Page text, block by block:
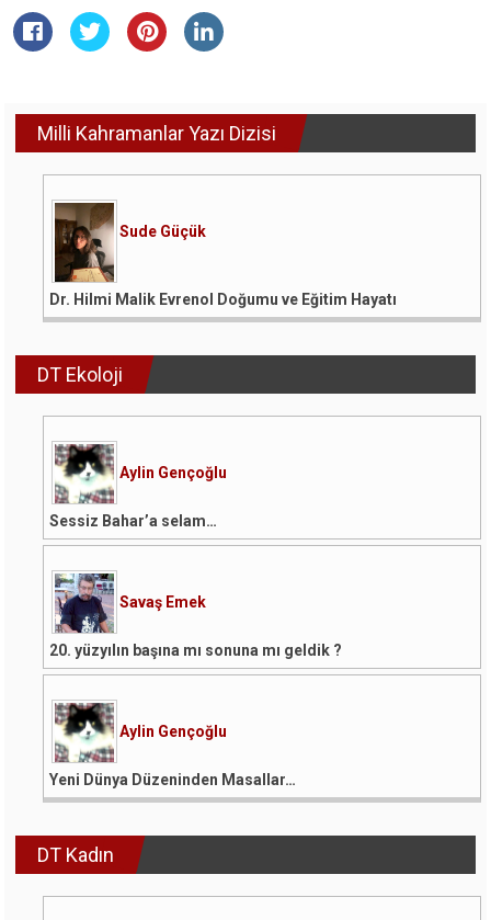
Milli Kahramanlar Yazı Dizisi
Sude Güçük
Dr. Hilmi Malik Evrenol Doğumu ve Eğitim Hayatı
DT Ekoloji
Aylin Gençoğlu
Sessiz Bahar’a selam…
Savaş Emek
20. yüzyılın başına mı sonuna mı geldik ?
Aylin Gençoğlu
Yeni Dünya Düzeninden Masallar…
DT Kadın